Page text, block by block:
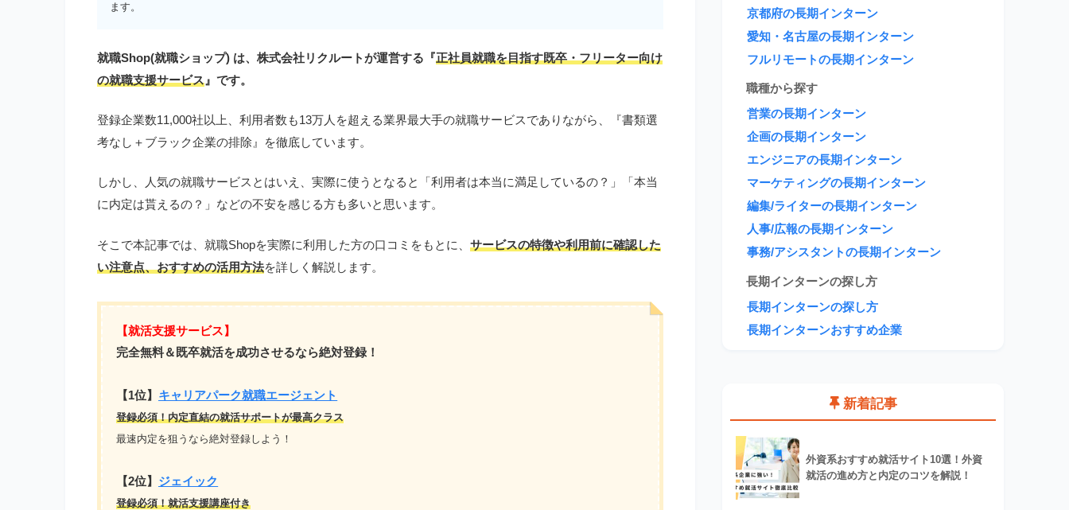
ます。
就職Shop(就職ショップ) は、株式会社リクルートが運営する『正社員就職を目指す既卒・フリーター向け
の就職支援サービス 』です。
登録企業数11,000社以上、利用者数も13万人を超える業界最大手の就職サービスでありながら、『書類選
考なし＋ブラック企業の排除』を徹底しています。
しかし、人気の就職サービスとはいえ、実際に使うとなると「利用者は本当に満足しているの？」「本当
に内定は貰えるの？」などの不安を感じる方も多いと思います。
そこで本記事では、就職Shopを実際に利用した方の口コミをもとに、 サービスの特徴や利用前に確認した
い注意点、おすすめの活用方法を詳しく解説します。
【就活支援サービス】
完全無料＆既卒就活を成功させるなら絶対登録！
【1位】 キャリアパーク就職エージェント
登録必須！内定直結の就活サポートが最高クラス
最速内定を狙うなら絶対登録しよう！
【2位】 ジェイック
登録必須！就活支援講座付き
京都府の長期インターン
愛知・名古屋の長期インターン
フルリモートの長期インターン
職種から探す
営業の長期インターン
企画の長期インターン
エンジニアの長期インターン
マーケティングの長期インターン
編集/ライターの長期インターン
人事/広報の長期インターン
事務/アシスタントの長期インターン
長期インターンの探し方
長期インターンの探し方
長期インターンおすすめ企業
新着記事
外資系おすすめ就活サイト10選！外資
就活の進め方と内定のコツを解説！